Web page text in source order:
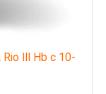
III Hb с 10-